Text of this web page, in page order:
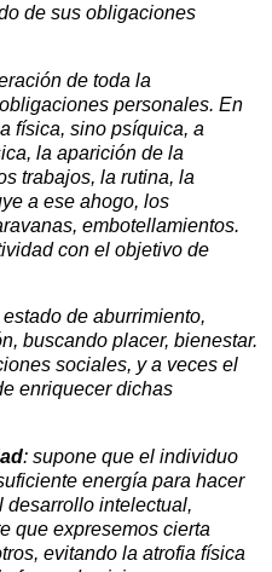
de sus obligaciones
de toda la
personales. En
física, sino psíquica, a
la aparición de la
trabajos, la rutina, la
a ese ahogo, los
embotellamientos.
con el objetivo de
de aburrimiento,
buscando placer, bienestar.
sociales, y a veces el
enriquecer dichas
: supone que el individuo
energía para hacer
desarrollo intelectual,
que expresemos cierta
evitando la atrofia física